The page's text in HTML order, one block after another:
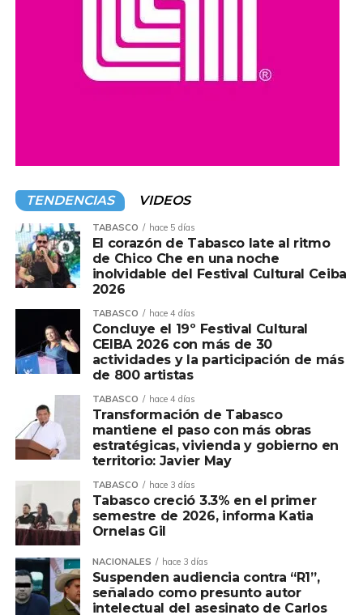
TENDENCIAS VIDEOS
TABASCO hace 5 días
El corazón de Tabasco late al ritmo
de Chico Che en una noche
inolvidable del Festival Cultural Ceiba
2026
TABASCO hace 4 días
Concluye el 19º Festival Cultural
CEIBA 2026 con más de 30
actividades y la participación de más
de 800 artistas
TABASCO hace 4 días
Transformación de Tabasco
mantiene el paso con más obras
estratégicas, vivienda y gobierno en
territorio: Javier May
TABASCO hace 3 días
Tabasco creció 3.3% en el primer
semestre de 2026, informa Katia
Ornelas Gil
NACIONALES hace 3 días
Suspenden audiencia contra “R1”,
señalado como presunto autor
intelectual del asesinato de Carlos